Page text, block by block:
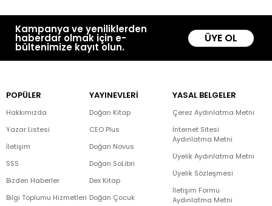
Kampanya ve yeniliklerden
haberdar olmak için e-
bültenimize kayıt olun.
ÜYE OL
POPÜLER
Hakkımızda
Yazar Listesi
İletişim
SSS
Bizden Haberler
Bilgi Toplumu Hizmetleri
YAYINEVLERİ
Doğan Kitap
CEO Plus
Doğan Novus
Doğan SoLibri
Dex Kitap
Doğan Çocuk
YASAL BELGELER
Çerez Aydınlatma Metni
İnternet Sitesi
Aydınlatma Metni
Üyelik Aydınlatma Metni
Üyelik Sözleşmesi
İletişim Formu
Aydınlatma Metni